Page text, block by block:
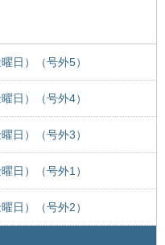
日）（号外5）
日）（号外4）
日）（号外3）
日）（号外1）
日）（号外2）